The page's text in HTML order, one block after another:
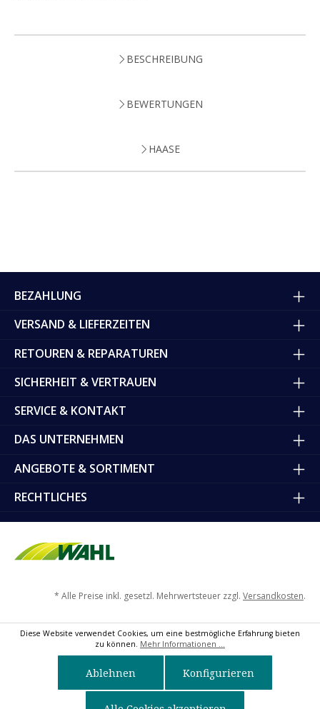
BESCHREIBUNG
BEWERTUNGEN
HAASE
BEZAHLUNG
VERSAND & LIEFERZEITEN
RETOUREN & REPARATUREN
SICHERHEIT & VERTRAUEN
SERVICE & KONTAKT
DAS UNTERNEHMEN
ANGEBOTE & SORTIMENT
RECHTLICHES
* Alle Preise inkl. gesetzl. Mehrwertsteuer zzgl. Versandkosten.
Diese Website verwendet Cookies, um eine bestmögliche Erfahrung bieten
zu können. Mehr Informationen ...
Ablehnen Konfigurieren